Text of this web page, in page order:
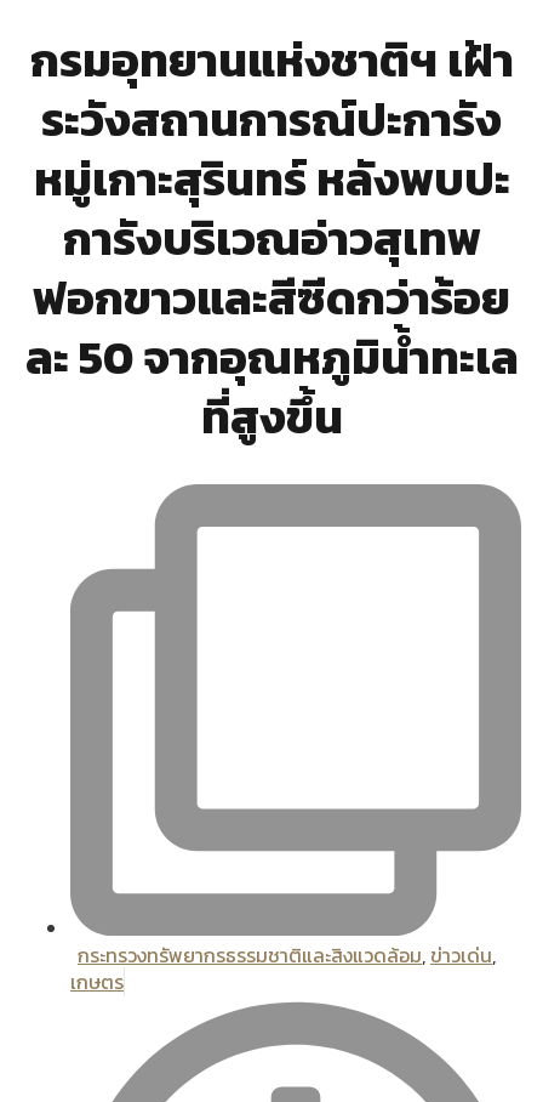
กรมอุทยานแห่งชาติฯ เฝ้า
ระวังสถานการณ์ปะการัง
หมู่เกาะสุรินทร์ หลังพบปะ
การังบริเวณอ่าวสุเทพ
ฟอกขาวและสีซีดกว่าร้อย
ละ 50 จากอุณหภูมิน้ำทะเล
ที่สูงขึ้น
กระทรวงทรัพยากรธรรมชาติและสิงแวดล้อม, ข่าวเด่น,
เกษตร